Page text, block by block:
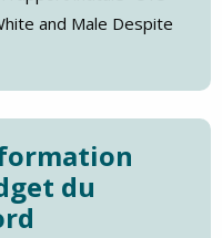
and Male Despite
du